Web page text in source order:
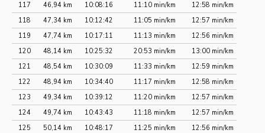
117
46,94 km 10:08:16 11:10 min/km
12:58 min/km
118
47,34 km 10:12:42 11:05 min/km
12:57 min/km
119
47,74 km 10:17:11 11:13 min/km
12:56 min/km
120
48,14 km 10:25:32 20:53 min/km
13:00 min/km
121
48,54 km 10:30:09 11:33 min/km
12:59 min/km
122
48,94 km 10:34:40 11:17 min/km
12:58 min/km
123
49,34 km 10:39:12 11:20 min/km
12:57 min/km
124
49,74 km 10:43:43 11:18 min/km
12:57 min/km
125
50,14 km 10:48:17 11:25 min/km
12:56 min/km